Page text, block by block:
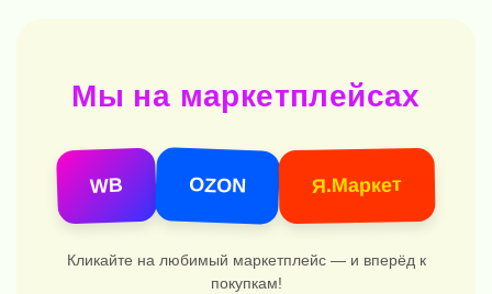
Мы на маркетплейсах
WB OZON Я.Маркет
Кликайте на любимый маркетплейс — и вперёд к
покупкам!